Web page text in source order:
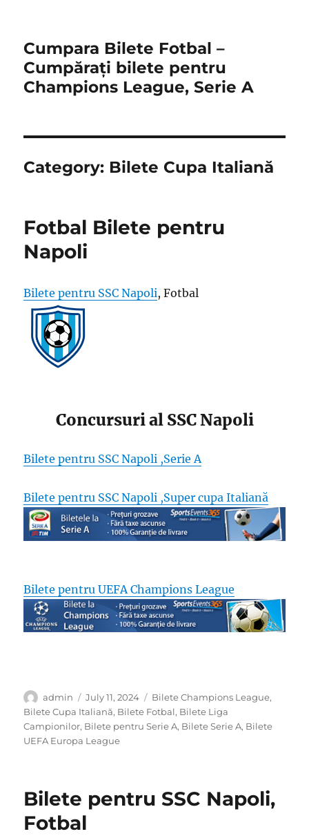
Cumpara Bilete Fotbal –
Cumpărați bilete pentru
Champions League, Serie A
Category: Bilete Cupa Italiană
Fotbal Bilete pentru
Napoli
Bilete pentru SSC Napoli, Fotbal
Concursuri al SSC Napoli
Bilete pentru SSC Napoli ,Serie A
Bilete pentru SSC Napoli ,Super cupa Italiană
Bilete pentru UEFA Champions League
Author
admin
Posted
on
July 11, 2024 Categories
Bilete Champions League,
Bilete Cupa Italiană, Bilete Fotbal, Bilete Liga
Campionilor, Bilete pentru Serie A, Bilete Serie A, Bilete
UEFA Europa League
Bilete pentru SSC Napoli,
Fotbal